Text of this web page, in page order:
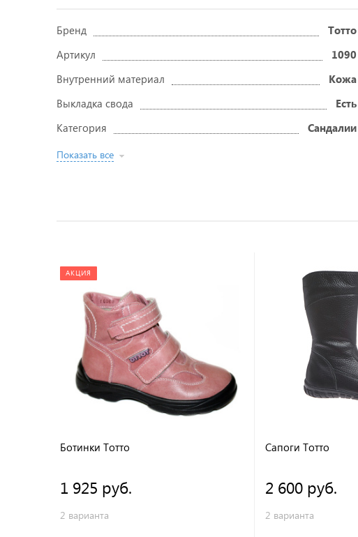
Бренд
Тотто
Артикул
1090
Внутренний материал
Кожа
Выкладка свода
Есть
Категория
Сандалии
Показать все
АКЦИЯ
Ботинки Тотто
1 925 руб.
2 варианта
Сапоги Тотто
2 600 руб.
2 варианта